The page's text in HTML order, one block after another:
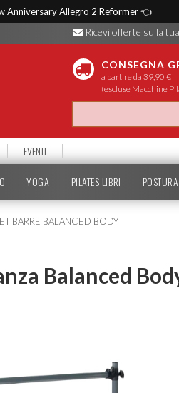
Anniversary Allegro 2 Reformer👈
Ricevi offerte sulla
CONSEGNA
a partire da 39,90 €
(escluse Macchine
EVENTI
YOGA PILATES LIBRI
BARRE BALANCED BODY
Balanced